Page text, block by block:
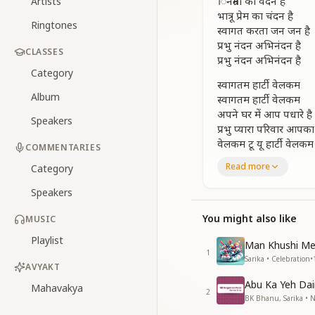
Ringtones
CLASSES
Category
Album
Speakers
COMMENTARIES
Category
Speakers
MUSIC
Playlist
AVYAKT
Mahavakya
भात्रू प्रेम का चंदन है
स्वागत करता जन जन है
प्रभु नंदन अभिनंदन है
प्रभु नंदन अभिनंदन है
स्वागतम हार्टी वेलकम
स्वागतम हार्टी वेलकम
अपने घर में आप पधारे है
प्रभु प्यारा परिवार
वेलकम टू यू हार्टी वेलकम
वेलकम टू यू हार्टी वेलकम
अपने घर में आप पधारे है
प्रभु प्यारा परिवार आपका है
रंगबिरंगी फूलो की ये
दिव्य गुणों की खुशबू से
दिव्य गुणों की खुशबू से
शिव बाबा है बागवान
Read more
You might also like
1
Man Khushi
Sarika • Celebration•
2
Abu Ka Yeh
BK Bhanu, Sarika •